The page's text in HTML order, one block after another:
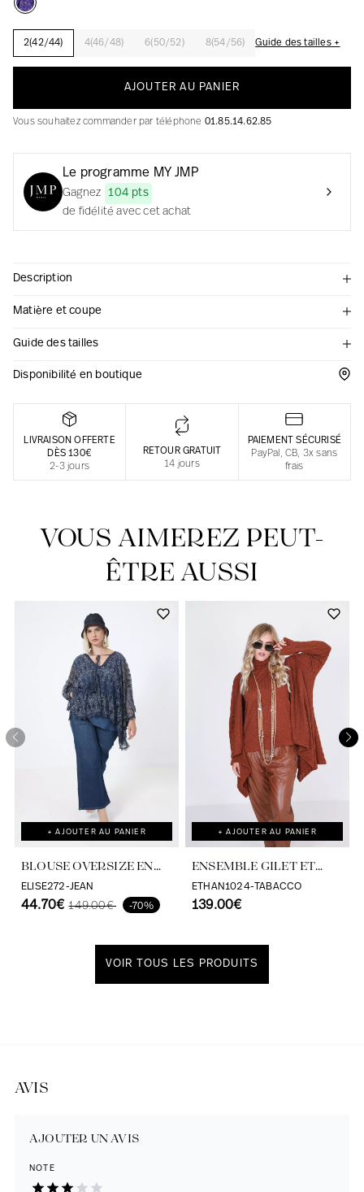
La création avec audace et passion
Notre actualité dans le journal
2(42/44) 4(46/48) 6(50/52) 8(54/56) Guide des tailles +
AJOUTER AU PANIER
Vous souhaitez commander par téléphone 01.85.14.62.85
Le programme MY JMP
Gagnez
104 pts
de fidélité avec cet achat
Description
Matière et coupe
Guide des tailles
Disponibilité en boutique
LIVRAISON OFFERTE
DÈS 130€
2-3 jours
RETOUR GRATUIT
14 jours
PAIEMENT SÉCURISÉ
PayPal, CB, 3x sans
frais
VOUS AIMEREZ PEUT-
ÊTRE AUSSI
+ AJOUTER AU PANIER
BLOUSE OVERSIZE EN
DENTELLE AVEC
DÉBARDEUR
ELISE272-JEAN
44.70€ 149.00€ -70%
+ AJOUTER AU PANIER
ENSEMBLE GILET ET
DÉBARDEUR EN MAILLE
TORSADÉE
ETHAN1024-TABACCO
139.00€
VOIR TOUS LES PRODUITS
AVIS
AJOUTER UN AVIS
NOTE